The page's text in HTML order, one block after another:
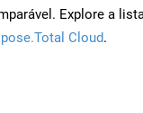
Explore a
Cloud.